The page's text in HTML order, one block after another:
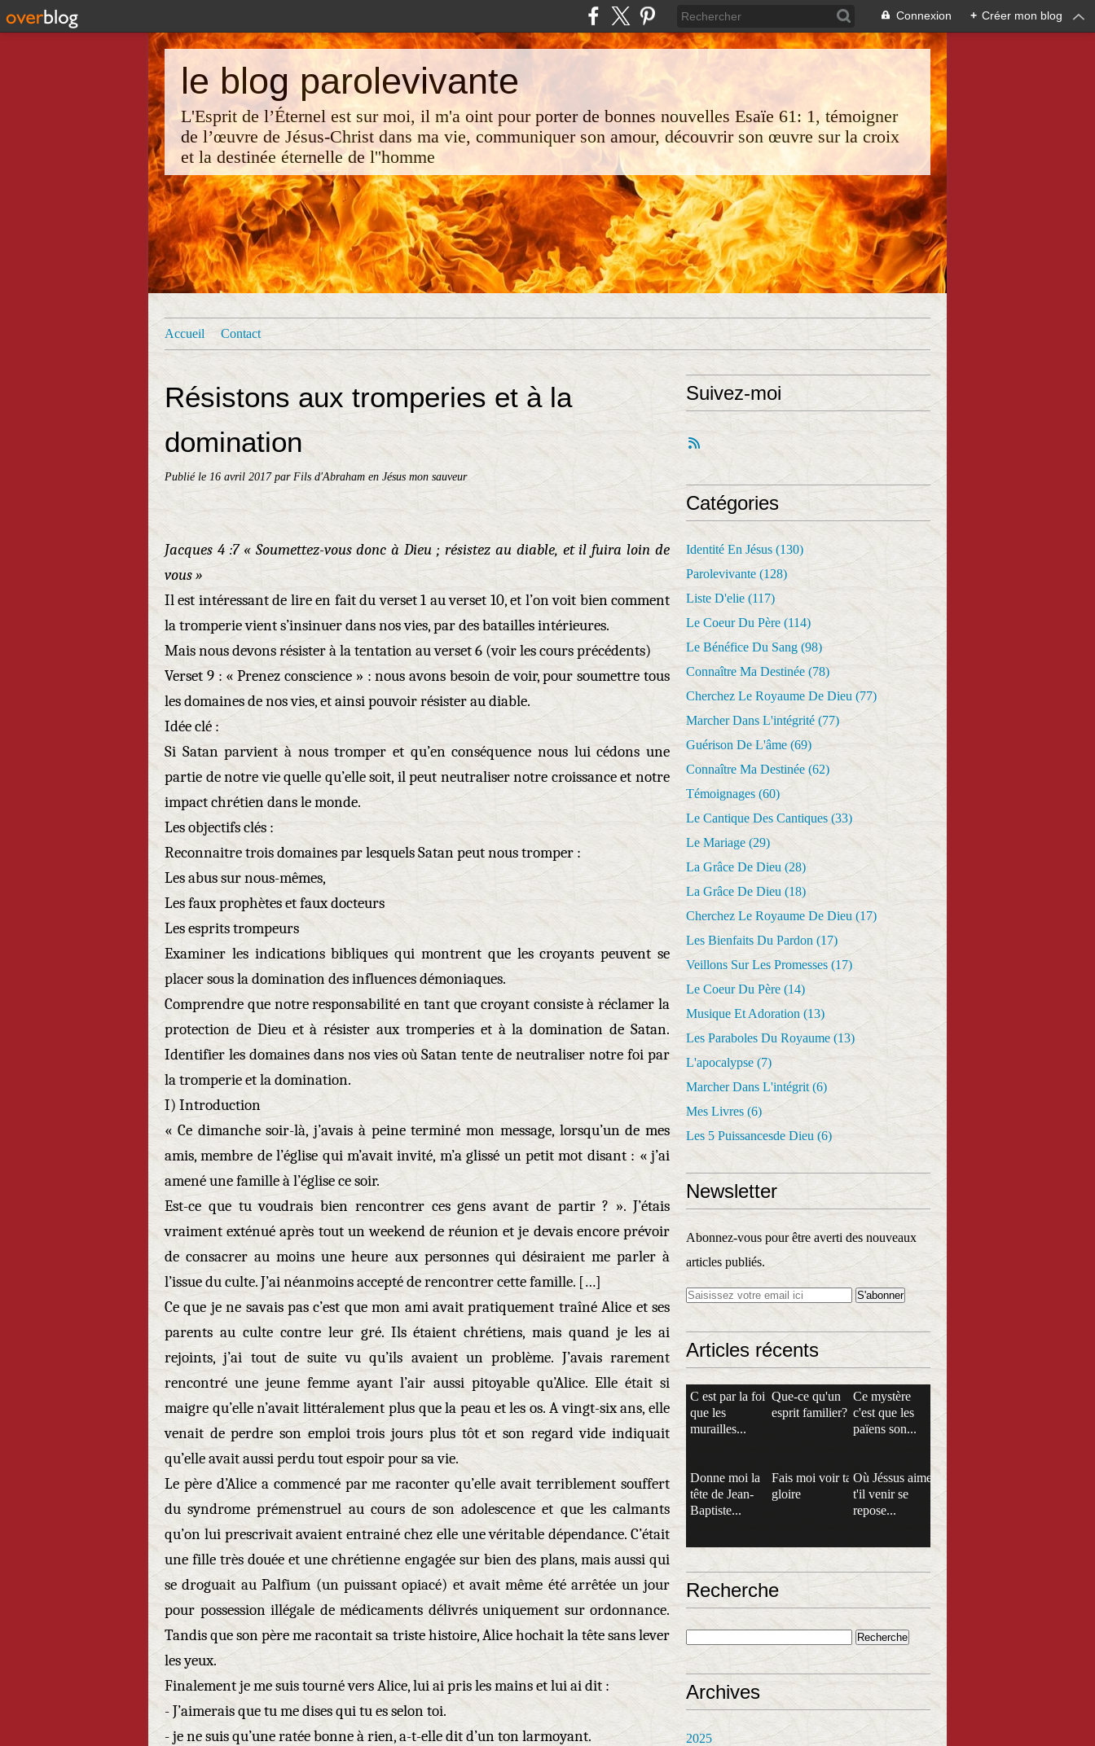
Connexion + Créer mon blog
le blog parolevivante
L'Esprit de l’Éternel est sur moi, il m'a oint pour porter de bonnes nouvelles Esaïe 61: 1, témoigner
de l’œuvre de Jésus-Christ dans ma vie, communiquer son amour, découvrir son œuvre sur la croix
et la destinée éternelle de l''homme
Accueil Contact
Résistons aux tromperies et à la
domination
Publié le 16 avril 2017par Fils d'Abraham en Jésus mon sauveur
Jacques 4 :7 « Soumettez-vous donc à Dieu ; résistez au diable, et il fuira loin de
vous »
Il est intéressant de lire en fait du verset 1 au verset 10, et l’on voit bien comment
la tromperie vient s’insinuer dans nos vies, par des batailles intérieures.
Mais nous devons résister à la tentation au verset 6 (voir les cours précédents)
Verset 9 : « Prenez conscience » : nous avons besoin de voir, pour soumettre tous
les domaines de nos vies, et ainsi pouvoir résister au diable.
Idée clé :
Si Satan parvient à nous tromper et qu’en conséquence nous lui cédons une
partie de notre vie quelle qu’elle soit, il peut neutraliser notre croissance et notre
impact chrétien dans le monde.
Les objectifs clés :
Reconnaitre trois domaines par lesquels Satan peut nous tromper :
Les abus sur nous-mêmes,
Les faux prophètes et faux docteurs
Les esprits trompeurs
Examiner les indications bibliques qui montrent que les croyants peuvent se
placer sous la domination des influences démoniaques.
Comprendre que notre responsabilité en tant que croyant consiste à réclamer la
protection de Dieu et à résister aux tromperies et à la domination de Satan.
Identifier les domaines dans nos vies où Satan tente de neutraliser notre foi par
la tromperie et la domination.
I) Introduction
« Ce dimanche soir-là, j’avais à peine terminé mon message, lorsqu’un de mes
amis, membre de l’église qui m’avait invité, m’a glissé un petit mot disant : « j’ai
amené une famille à l’église ce soir.
Est-ce que tu voudrais bien rencontrer ces gens avant de partir ? ». J’étais
vraiment exténué après tout un weekend de réunion et je devais encore prévoir
de consacrer au moins une heure aux personnes qui désiraient me parler à
l’issue du culte. J’ai néanmoins accepté de rencontrer cette famille. […]
Ce que je ne savais pas c’est que mon ami avait pratiquement traîné Alice et ses
parents au culte contre leur gré. Ils étaient chrétiens, mais quand je les ai
rejoints, j’ai tout de suite vu qu’ils avaient un problème. J’avais rarement
rencontré une jeune femme ayant l’air aussi pitoyable qu’Alice. Elle était si
maigre qu’elle n’avait littéralement plus que la peau et les os. A vingt-six ans, elle
venait de perdre son emploi trois jours plus tôt et son regard vide indiquait
qu’elle avait aussi perdu tout espoir pour sa vie.
Le père d’Alice a commencé par me raconter qu’elle avait terriblement souffert
du syndrome prémenstruel au cours de son adolescence et que les calmants
qu’on lui prescrivait avaient entrainé chez elle une véritable dépendance. C’était
une fille très douée et une chrétienne engagée sur bien des plans, mais aussi qui
se droguait au Palfium (un puissant opiacé) et avait même été arrêtée un jour
pour possession illégale de médicaments délivrés uniquement sur ordonnance.
Tandis que son père me racontait sa triste histoire, Alice hochait la tête sans lever
les yeux.
Finalement je me suis tourné vers Alice, lui ai pris les mains et lui ai dit :
- J’aimerais que tu me dises qui tu es selon toi.
- je ne suis qu’une ratée bonne à rien, a-t-elle dit d’un ton larmoyant.
Suivez-moi
Catégories
Identité En Jésus (130)
Parolevivante (128)
Liste D'elie (117)
Le Coeur Du Père (114)
Le Bénéfice Du Sang (98)
Connaître Ma Destinée (78)
Cherchez Le Royaume De Dieu (77)
Marcher Dans L'intégrité (77)
Guérison De L'âme (69)
Connaître Ma Destinée (62)
Témoignages (60)
Le Cantique Des Cantiques (33)
Le Mariage (29)
La Grâce De Dieu (28)
La Grâce De Dieu (18)
Cherchez Le Royaume De Dieu (17)
Les Bienfaits Du Pardon (17)
Veillons Sur Les Promesses (17)
Le Coeur Du Père (14)
Musique Et Adoration (13)
Les Paraboles Du Royaume (13)
L'apocalypse (7)
Marcher Dans L'intégrit (6)
Mes Livres (6)
Les 5 Puissancesde Dieu (6)
Newsletter
Abonnez-vous pour être averti des nouveaux
articles publiés.
Articles récents
C est par la foi
que les
murailles...
Que-ce qu'un
esprit familier?
Ce mystère
c'est que les
païens son...
Donne moi la
tête de Jean-
Baptiste...
Fais moi voir ta
gloire
Où Jéssus aime
t'il venir se
repose...
Recherche
Archives
2025